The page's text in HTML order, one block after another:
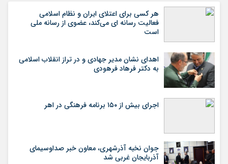
هر کسی برای اعتلای ایران و نظام اسلامی
فعالیت رسانه ای می‌کند، عضوی از رسانه ملی
است
اهدای نشان مدیر جهادی و در تراز انقلاب اسلامی
به دکتر فرهاد فرهودی
اجرای بیش از ۱۵۰ برنامه فرهنگی در اهر
جوان نخبه آذرشهری، معاون خبر صداوسیمای
آذربایجان غربی شد